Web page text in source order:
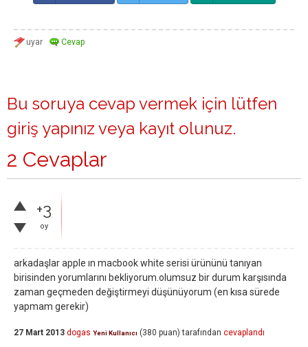
Bu soruya cevap vermek için lütfen
giriş yapınız veya kayıt olunuz.
2 Cevaplar
+3
oy
arkadaşlar apple ın macbook white serisi ürününü tanıyan
birisinden yorumlarını bekliyorum.olumsuz bir durum karşısında
zaman geçmeden değiştirmeyi düşünüyorum (en kısa sürede
yapmam gerekir)
27 Mart 2013 dogas Yeni Kullanıcı (380 puan) tarafından cevaplandı